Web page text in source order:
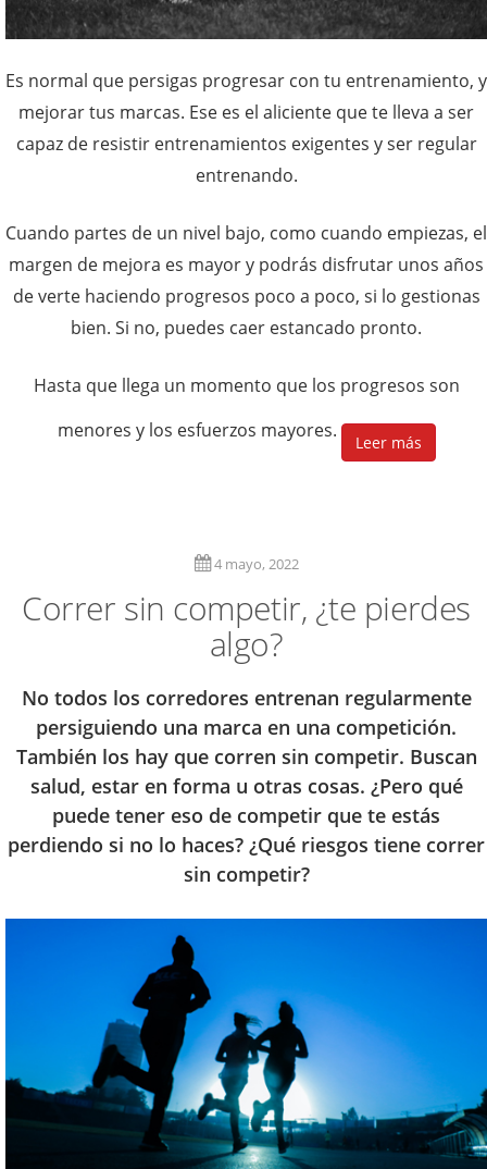
Es normal que persigas progresar con tu entrenamiento, y
mejorar tus marcas. Ese es el aliciente que te lleva a ser
capaz de resistir entrenamientos exigentes y ser regular
entrenando.
Cuando partes de un nivel bajo, como cuando empiezas, el
margen de mejora es mayor y podrás disfrutar unos años
de verte haciendo progresos poco a poco, si lo gestionas
bien. Si no, puedes caer estancado pronto.
Hasta que llega un momento que los progresos son
menores y los esfuerzos mayores.
Leer más
4 mayo, 2022
Correr sin competir, ¿te pierdes
algo?
No todos los corredores entrenan regularmente
persiguiendo una marca en una competición.
También los hay que corren sin competir. Buscan
salud, estar en forma u otras cosas. ¿Pero qué
puede tener eso de competir que te estás
perdiendo si no lo haces? ¿Qué riesgos tiene correr
sin competir?